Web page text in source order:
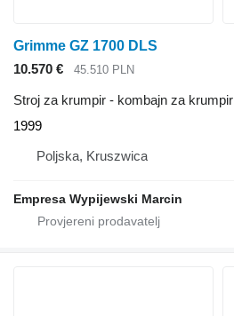
Grimme GZ 1700 DLS
10.570 €
45.510 PLN
Stroj za krumpir - kombajn za krumpir
1999
Poljska, Kruszwica
Empresa Wypijewski Marcin